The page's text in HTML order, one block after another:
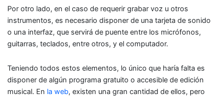
Por otro lado, en el caso de requerir grabar voz u otros
instrumentos, es necesario disponer de una tarjeta de sonido
o una interfaz, que servirá de puente entre los micrófonos,
guitarras, teclados, entre otros, y el computador.
Teniendo todos estos elementos, lo único que haría falta es
disponer de algún programa gratuito o accesible de edición
musical. En la web, existen una gran cantidad de ellos, pero